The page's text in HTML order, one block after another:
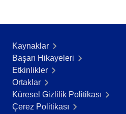
Kaynaklar
Başarı Hikayeleri​
Etkinlikler
Ortaklar
Küresel Gizlilik Politikası
Çerez Politikası